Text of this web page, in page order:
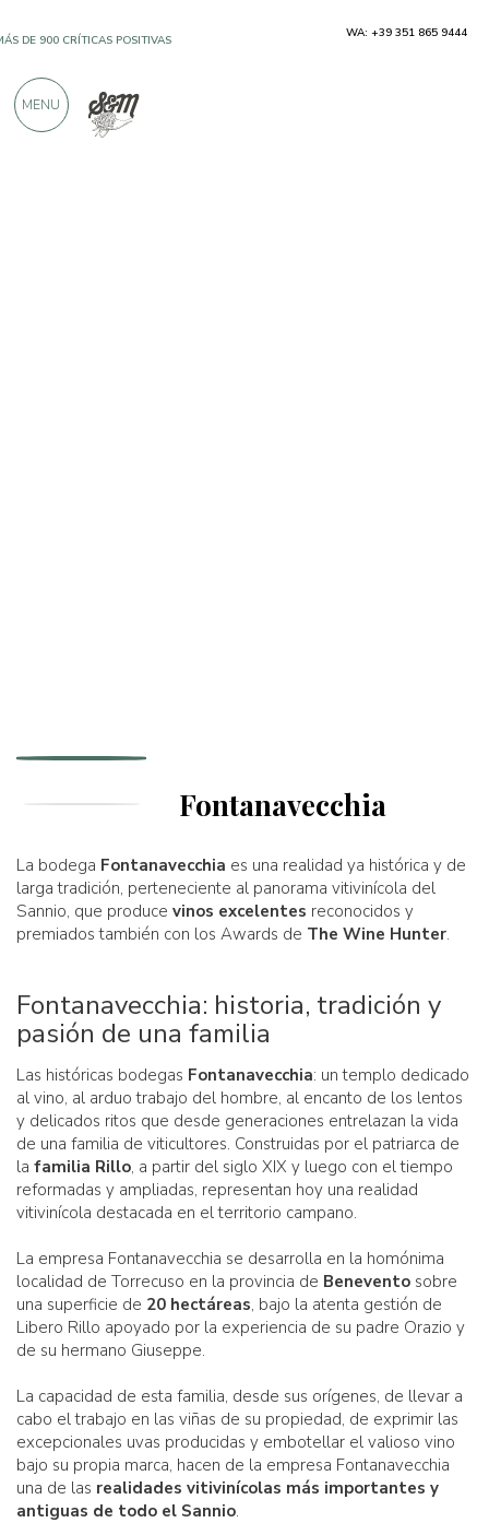
Fontanavecchia
La bodega Fontanavecchia es una realidad ya histórica y de
larga tradición, perteneciente al panorama vitivinícola del
Sannio, que produce vinos excelentes reconocidos y
premiados también con los Awards de The Wine Hunter.
Fontanavecchia: historia, tradición y
pasión de una familia
Las históricas bodegas Fontanavecchia: un templo dedicado
al vino, al arduo trabajo del hombre, al encanto de los lentos
y delicados ritos que desde generaciones entrelazan la vida
de una familia de viticultores. Construidas por el patriarca de
la familia Rillo, a partir del siglo XIX y luego con el tiempo
reformadas y ampliadas, representan hoy una realidad
vitivinícola destacada en el territorio campano.
La empresa Fontanavecchia se desarrolla en la homónima
localidad de Torrecuso en la provincia de Benevento sobre
una superficie de 20 hectáreas, bajo la atenta gestión de
Libero Rillo apoyado por la experiencia de su padre Orazio y
de su hermano Giuseppe.
La capacidad de esta familia, desde sus orígenes, de llevar a
cabo el trabajo en las viñas de su propiedad, de exprimir las
excepcionales uvas producidas y embotellar el valioso vino
bajo su propia marca, hacen de la empresa Fontanavecchia
una de las realidades vitivinícolas más importantes y
antiguas de todo el Sannio.
DE 900 CRÍTICAS POSITIVAS WA: +39 351 865 9444
MENU